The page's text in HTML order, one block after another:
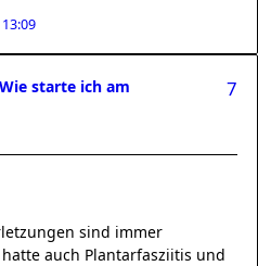
starte ich am
7
sind immer
auch Plantarfasziitis und